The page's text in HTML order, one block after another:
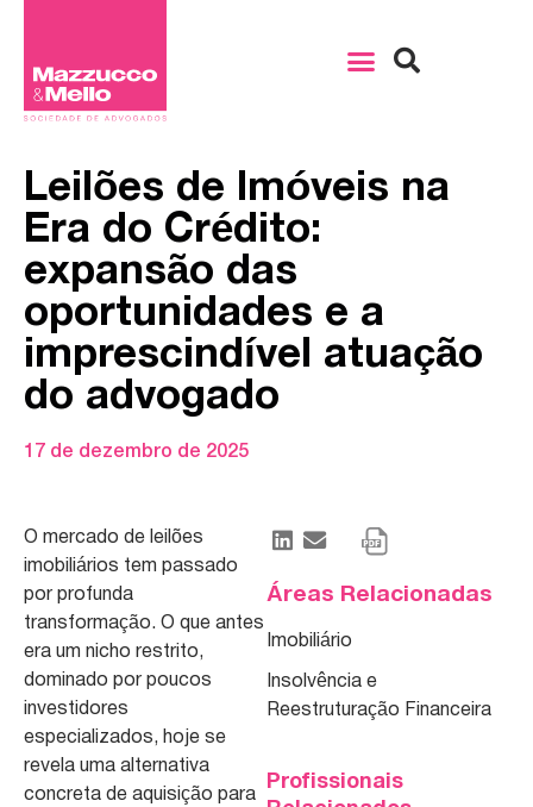
Leilões de Imóveis na
Era do Crédito:
expansão das
oportunidades e a
imprescindível atuação
do advogado
17 de dezembro de 2025
O mercado de leilões
imobiliários tem passado
por profunda
transformação. O que antes
era um nicho restrito,
dominado por poucos
investidores
especializados, hoje se
revela uma alternativa
concreta de aquisição para
Áreas Relacionadas
Imobiliário
Insolvência e
Reestruturação Financeira
Profissionais